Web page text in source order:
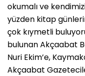
okumalı ve
yüzden kitap
çok kıymetli
bulunan Akçaabat
Nuri Ekim’e,
Akçaabat